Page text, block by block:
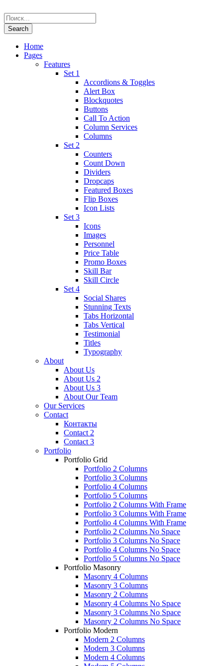
Home
Pages
Features
Set 1
Accordions & Toggles
Alert Box
Blockquotes
Buttons
Call To Action
Column Services
Columns
Set 2
Counters
Count Down
Dividers
Dropcaps
Featured Boxes
Flip Boxes
Icon Lists
Set 3
Icons
Images
Personnel
Price Table
Promo Boxes
Skill Bar
Skill Circle
Set 4
Social Shares
Stunning Texts
Tabs Horizontal
Tabs Vertical
Testimonial
Titles
Typography
About
About Us
About Us 2
About Us 3
About Our Team
Our Services
Contact
Контакты
Contact 2
Contact 3
Portfolio
Portfolio Grid
Portfolio 2 Columns
Portfolio 3 Columns
Portfolio 4 Columns
Portfolio 5 Columns
Portfolio 2 Columns With Frame
Portfolio 3 Columns With Frame
Portfolio 4 Columns With Frame
Portfolio 2 Columns No Space
Portfolio 3 Columns No Space
Portfolio 4 Columns No Space
Portfolio 5 Columns No Space
Portfolio Masonry
Masonry 4 Columns
Masonry 3 Columns
Masonry 2 Columns
Masonry 4 Columns No Space
Masonry 3 Columns No Space
Masonry 2 Columns No Space
Portfolio Modern
Modern 2 Columns
Modern 3 Columns
Modern 4 Columns